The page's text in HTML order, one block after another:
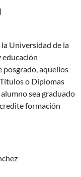
Universidad de la
educación
posgrado, aquellos
o Diplomas
sea graduado
formación